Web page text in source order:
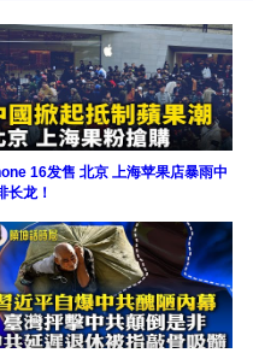
16发售 北京 上海苹果店暴雨中
长龙！